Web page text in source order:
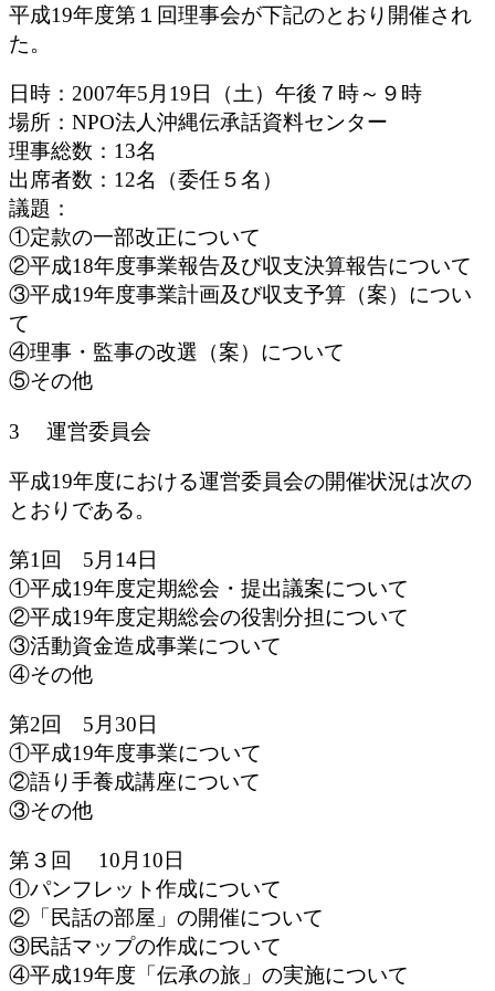
平成19年度第１回理事会が下記のとおり開催され
た。
日時：2007年5月19日（土）午後７時～９時
場所：NPO法人沖縄伝承話資料センター
理事総数：13名
出席者数：12名（委任５名）
議題：
①定款の一部改正について
②平成18年度事業報告及び収支決算報告について
③平成19年度事業計画及び収支予算（案）につい
て
④理事・監事の改選（案）について
⑤その他
3 運営委員会
平成19年度における運営委員会の開催状況は次の
とおりである。
第1回 5月14日
①平成19年度定期総会・提出議案について
②平成19年度定期総会の役割分担について
③活動資金造成事業について
④その他
第2回 5月30日
①平成19年度事業について
②語り手養成講座について
③その他
第３回 10月10日
①パンフレット作成について
②「民話の部屋」の開催について
③民話マップの作成について
④平成19年度「伝承の旅」の実施について